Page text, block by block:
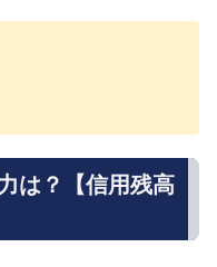
は？【信用残高